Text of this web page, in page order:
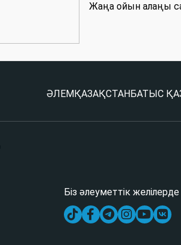
Жаңа ойын алаңы
ӘЛЕМ ҚАЗАҚСТАН БАТЫС
Біз әлеуметтік желілерде